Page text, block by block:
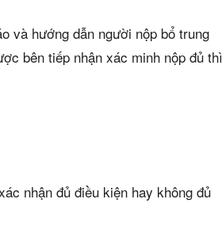
và hướng dẫn người nộp bổ trung
bên tiếp nhận xác minh nộp đủ thì
nhận đủ điều kiện hay không đủ